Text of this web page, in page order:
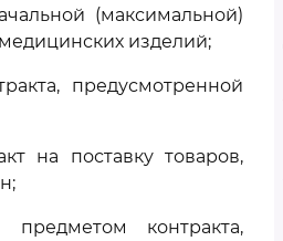
(максимальной)
изделий;
предусмотренной
на поставку товаров,
контракта,